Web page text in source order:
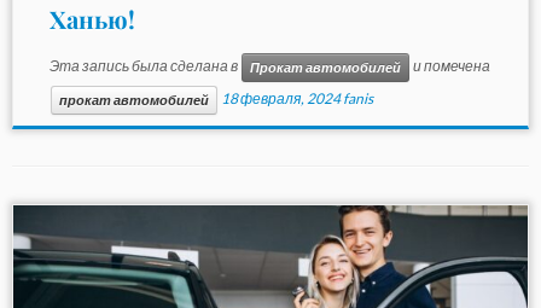
Ханью!
Эта запись была сделана в Прокат автомобилей и помечена
прокат автомобилей 18 февраля, 2024 fanis